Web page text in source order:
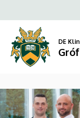
Tisza
István
Campus
DE